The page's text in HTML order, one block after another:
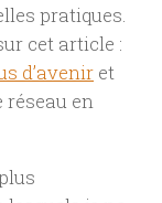
pratiques.
cet article :
d’avenir et
réseau en